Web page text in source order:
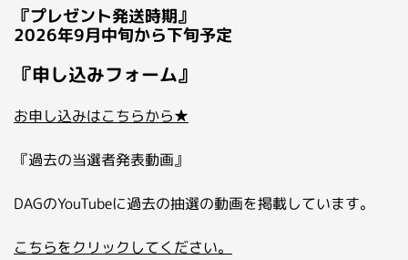
『プレゼント発送時期』
2026年9月中旬から下旬予定
『申し込みフォーム』
お申し込みはこちらから★
『過去の当選者発表動画』
DAGのYouTubeに過去の抽選の動画を掲載しています。
こちらをクリックしてください。